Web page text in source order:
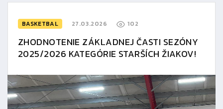
BASKETBAL 27.03.2026 102
ZHODNOTENIE ZÁKLADNEJ ČASTI SEZÓNY
2025/2026 KATEGÓRIE STARŠÍCH ŽIAKOV!